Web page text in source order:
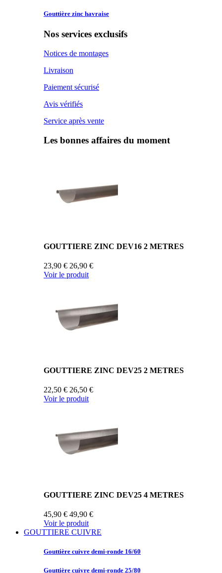
Gouttière zinc havraise
Nos services exclusifs
Notices de montages
Livraison
Paiement sécurisé
Avis vérifiés
Service après vente
Les bonnes affaires du moment
GOUTTIERE ZINC DEV16 2 METRES
23,90 € 26,90 €
Voir le produit
GOUTTIERE ZINC DEV25 2 METRES
22,50 € 26,50 €
Voir le produit
GOUTTIERE ZINC DEV25 4 METRES
45,90 € 49,90 €
Voir le produit
GOUTTIERE CUIVRE
Gouttière cuivre demi-ronde 16/60
Gouttière cuivre demi-ronde 25/80